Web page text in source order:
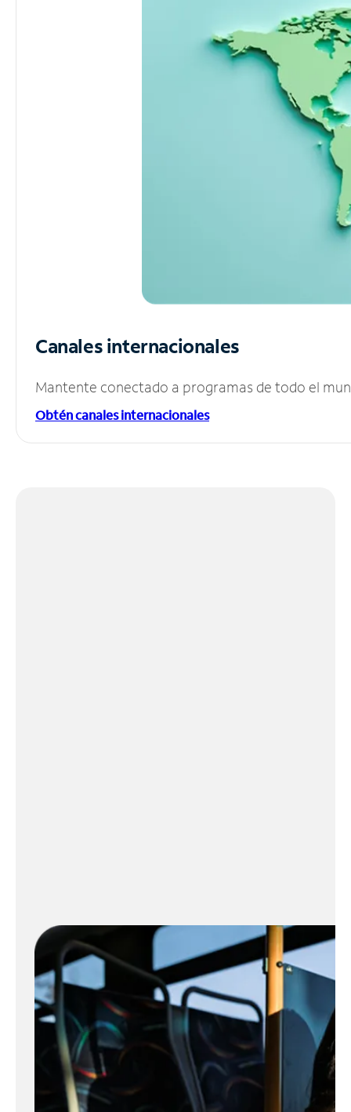
Canales internacionales
Mantente conectado a programas de todo el
Obtén canales internacionales